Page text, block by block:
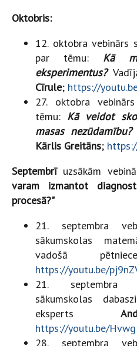
Oktobris:
12. oktobra vebinārs
par tēmu: Kā
eksperimentus?
Cīrule; https://
27. oktobra
tēmu: Kā veidot
masas nezūdamību?
Kārlis Greitāns;
Septembrīuzsākām
varam izmantot
procesā?"
21. septembra
sākumskolas
vadošā
https://youtu.be/
21. septembra
sākumskolas
eksperts
https://youtu.be/
28. septembra